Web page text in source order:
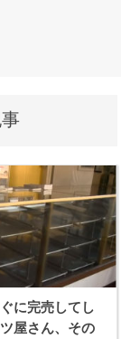
に完売してし
屋さん、その